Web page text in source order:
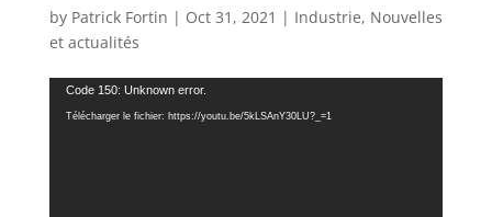
by Patrick Fortin | Oct 31, 2021 | Industrie, Nouvelles
et actualités
Lecteur
vidéo
Code 150: Unknown error.
Télécharger le fichier: https://youtu.be/5kLSAnY30LU?_=1